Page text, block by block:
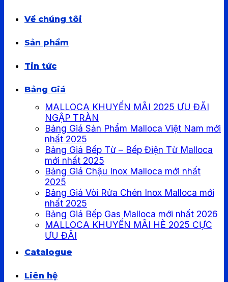
Về chúng tôi
Sản phẩm
Tin tức
Bảng Giá
MALLOCA KHUYẾN MÃI 2025 ƯU ĐÃI
NGẬP TRÀN
Bảng Giá Sản Phẩm Malloca Việt Nam mới
nhất 2025
Bảng Giá Bếp Từ – Bếp Điện Từ Malloca
mới nhất 2025
Bảng Giá Chậu Inox Malloca mới nhất
2025
Bảng Giá Vòi Rửa Chén Inox Malloca mới
nhất 2025
Bảng Giá Bếp Gas Malloca mới nhất 2026
MALLOCA KHUYẾN MÃI HÈ 2025 CỰC
ƯU ĐÃI
Catalogue
Liên hệ